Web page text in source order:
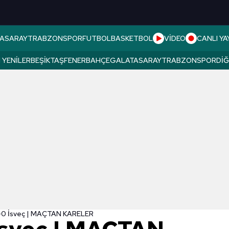
TRABZONSPORFUTBOLBASKETBOL VİDEO CANLI
YENILERBEŞIKTAŞFENERBAHÇEGALATASARAYTRABZONSPOR
İsveç | MAÇTAN KARELER